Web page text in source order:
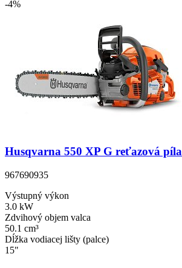
-4%
Husqvarna 550 XP G reťazová píla
967690935
Výstupný výkon
3.0 kW
Zdvihový objem valca
50.1 cm³
Dĺžka vodiacej lišty (palce)
15"